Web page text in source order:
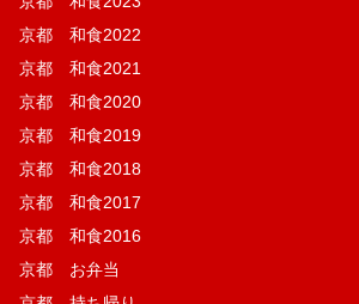
京都 和食2022
京都 和食2021
京都 和食2020
京都 和食2019
京都 和食2018
京都 和食2017
京都 和食2016
京都 お弁当